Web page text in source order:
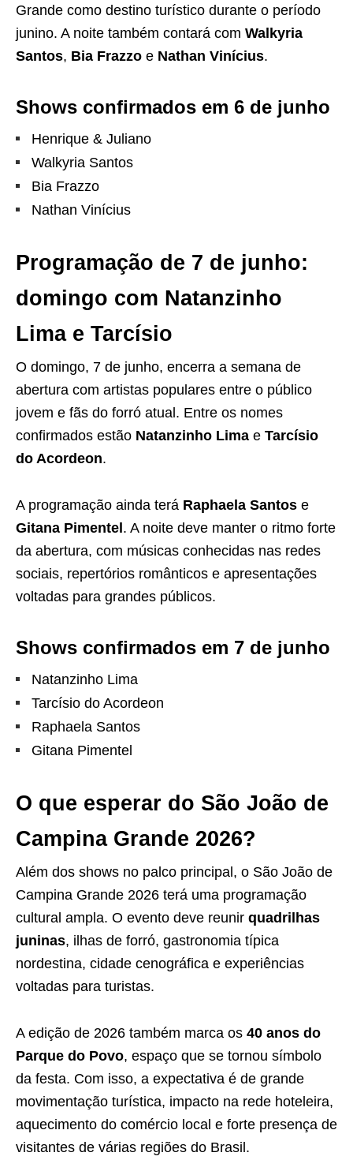
Grande como destino turístico durante o período
junino. A noite também contará com Walkyria
Santos, Bia Frazzo e Nathan Vinícius.
Shows confirmados em 6 de junho
Henrique & Juliano
Walkyria Santos
Bia Frazzo
Nathan Vinícius
Programação de 7 de junho:
domingo com Natanzinho
Lima e Tarcísio
O domingo, 7 de junho, encerra a semana de
abertura com artistas populares entre o público
jovem e fãs do forró atual. Entre os nomes
confirmados estão Natanzinho Lima e Tarcísio
do Acordeon.
A programação ainda terá Raphaela Santos e
Gitana Pimentel . A noite deve manter o ritmo forte
da abertura, com músicas conhecidas nas redes
sociais, repertórios românticos e apresentações
voltadas para grandes públicos.
Shows confirmados em 7 de junho
Natanzinho Lima
Tarcísio do Acordeon
Raphaela Santos
Gitana Pimentel
O que esperar do São João de
Campina Grande 2026?
Além dos shows no palco principal, o São João de
Campina Grande 2026 terá uma programação
cultural ampla. O evento deve reunir quadrilhas
juninas, ilhas de forró, gastronomia típica
nordestina, cidade cenográfica e experiências
voltadas para turistas.
A edição de 2026 também marca os 40 anos do
Parque do Povo, espaço que se tornou símbolo
da festa. Com isso, a expectativa é de grande
movimentação turística, impacto na rede hoteleira,
aquecimento do comércio local e forte presença de
visitantes de várias regiões do Brasil.